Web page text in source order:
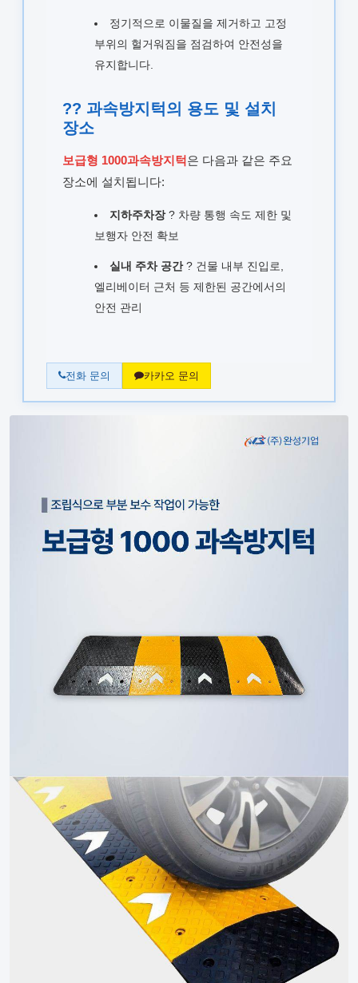
정기적으로 이물질을 제거하고 고정
부위의 헐거워짐을 점검하여 안전성을
유지합니다.
?? 과속방지턱의 용도 및 설치
장소
보급형 1000과속방지턱은 다음과 같은 주요
장소에 설치됩니다:
지하주차장? 차량 통행 속도 제한 및
보행자 안전 확보
실내 주차 공간? 건물 내부 진입로,
엘리베이터 근처 등 제한된 공간에서의
안전 관리
전화 문의 카카오 문의